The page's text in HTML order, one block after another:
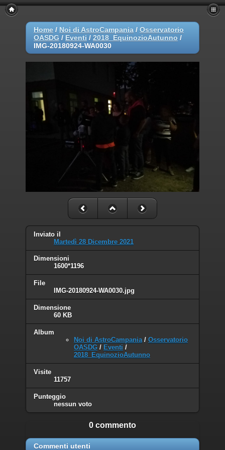
Home / Noi di AstroCampania / Osservatorio
OASDG / Eventi / 2018_EquinozioAutunno /
IMG-20180924-WA0030
Inviato il
Martedì 28 Dicembre 2021
Dimensioni
1600*1196
File
IMG-20180924-WA0030.jpg
Dimensione
60 KB
Album
Noi di AstroCampania/ Osservatorio
OASDG / Eventi /
2018_EquinozioAutunno
Visite
11757
Punteggio
nessun voto
0 commento
Commenti utenti